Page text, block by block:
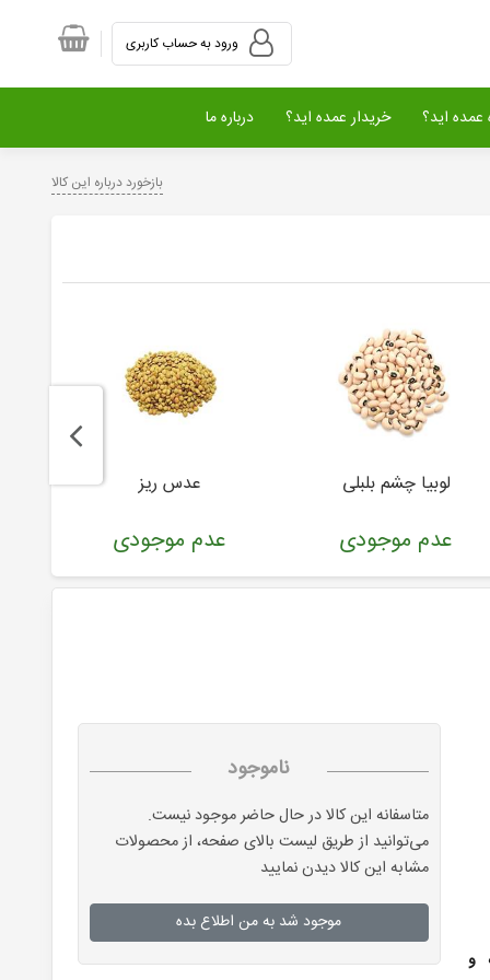
عمده اید؟ خریدار عمده اید؟ درباره ما
بازخورد درباره این کالا
لوبیا چشم بلبلی
عدم موجودی
عدس ریز
عدم موجودی
و
ناموجود
متاسفانه این کالا در حال حاضر موجود نیست.
می‌توانید از طریق لیست بالای صفحه، از محصولات
مشابه این کالا دیدن نمایید
موجود شد به من اطلاع بده